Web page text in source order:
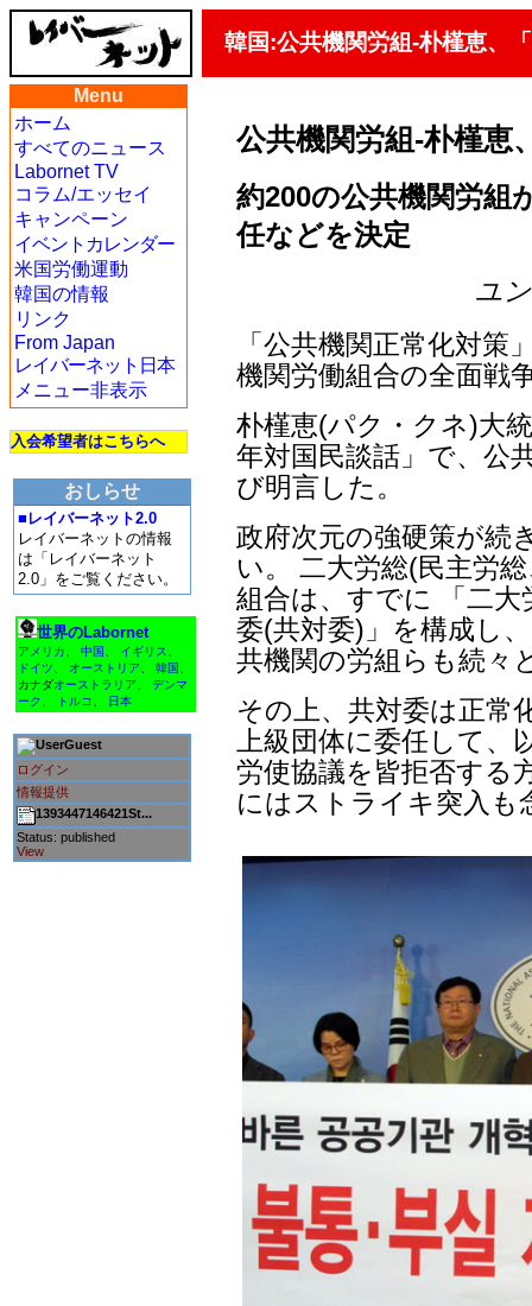
韓国:公共機関労組-朴槿恵、
Menu
ホーム
すべてのニュース
Labornet TV
コラム/エッセイ
キャンペーン
イベントカレンダー
米国労働運動
韓国の情報
リンク
From Japan
レイバーネット日本
メニュー非表示
入会希望者はこちらへ
おしらせ
■レイバーネット2.0
レイバーネットの情報
は「レイバーネット
2.0」をご覧ください。
世界のLabornet
アメリカ 中国 イギリス
ドイツ
オーストリア 韓国
カナダオーストラリア
デンマ
ーク
トルコ 日本
Guest
ログイン
情報提供
1393447146421St...
Status: published
View
公共機関労組-朴槿恵
約200の公共機関労組
任などを決定
ユ
「公共機関正常化対
機関労働組合の全面戦
朴槿恵(パク・クネ)大
年対国民談話」で、公
び明言した。
政府次元の強硬策が続
い。 二大労総(民主労
組合は、すでに 「二大
委(共対委)」を構成し
共機関の労組らも続々
その上、共対委は正常
上級団体に委任して
労使協議を皆拒否する
にはストライキ突入も